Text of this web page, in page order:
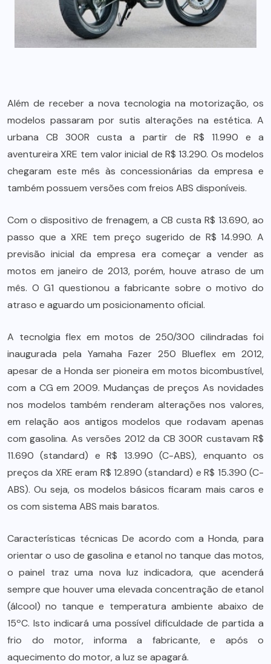
Além de receber a nova tecnologia na motorização, os
modelos passaram por sutis alterações na estética. A
urbana CB 300R custa a partir de R$ 11.990 e a
aventureira XRE tem valor inicial de R$ 13.290. Os modelos
chegaram este mês às concessionárias da empresa e
também possuem versões com freios ABS disponíveis.
Com o dispositivo de frenagem, a CB custa R$ 13.690, ao
passo que a XRE tem preço sugerido de R$ 14.990. A
previsão inicial da empresa era começar a vender as
motos em janeiro de 2013, porém, houve atraso de um
mês. O G1 questionou a fabricante sobre o motivo do
atraso e aguardo um posicionamento oficial.
A tecnolgia flex em motos de 250/300 cilindradas foi
inaugurada pela Yamaha Fazer 250 Blueflex em 2012,
apesar de a Honda ser pioneira em motos bicombustível,
com a CG em 2009. Mudanças de preços As novidades
nos modelos também renderam alterações nos valores,
em relação aos antigos modelos que rodavam apenas
com gasolina. As versões 2012 da CB 300R custavam R$
11.690 (standard) e R$ 13.990 (C-ABS), enquanto os
preços da XRE eram R$ 12.890 (standard) e R$ 15.390 (C-
ABS). Ou seja, os modelos básicos ficaram mais caros e
os com sistema ABS mais baratos.
Características técnicas De acordo com a Honda, para
orientar o uso de gasolina e etanol no tanque das motos,
o painel traz uma nova luz indicadora, que acenderá
sempre que houver uma elevada concentração de etanol
(álcool) no tanque e temperatura ambiente abaixo de
15ºC. Isto indicará uma possível dificuldade de partida a
frio do motor, informa a fabricante, e após o
aquecimento do motor, a luz se apagará.